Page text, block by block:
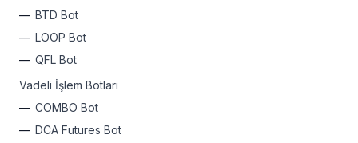
BTD Bot
LOOP Bot
QFL Bot
Vadeli İşlem Botları
COMBO Bot
DCA Futures Bot